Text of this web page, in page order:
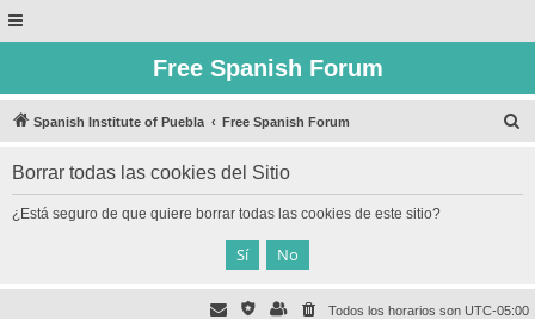
Free Spanish Forum
Spanish Institute of Puebla Free Spanish Forum
Borrar todas las cookies del Sitio
¿Está seguro de que quiere borrar todas las cookies de este sitio?
Todos los horarios son UTC-05:00